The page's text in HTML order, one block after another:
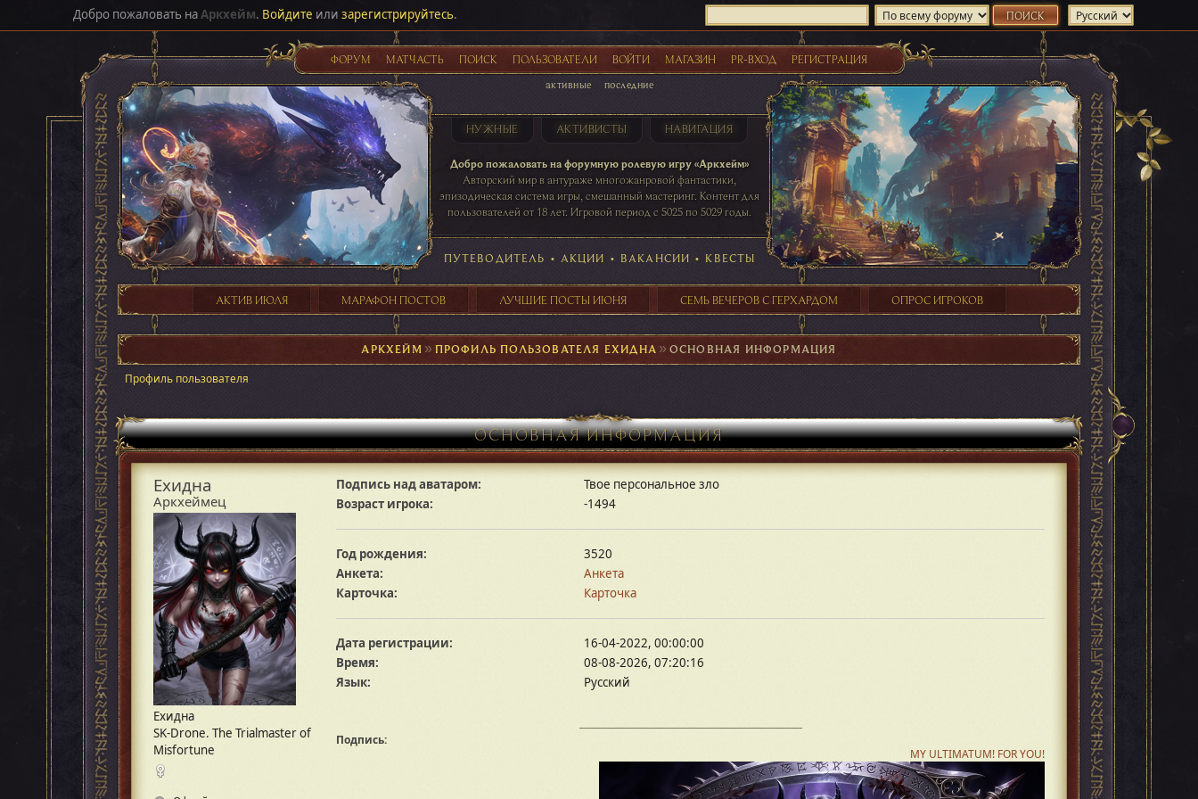
Добро пожаловать наАркхейм. Войдите или зарегистрируйтесь.
ФОРУМ МАТЧАСТЬ ПОИСК ПОЛЬЗОВАТЕЛИ ВОЙТИ МАГАЗИН PR-ВХОД РЕГИСТРАЦИЯ
активные последние
НУЖНЫЕ АКТИВИСТЫ НАВИГАЦИЯ
Добро пожаловать на форумную ролевую игру «Аркхейм»
Авторский мир в антураже многожанровой фантастики,
эпизодическая система игры, смешанный мастеринг. Контент для
пользователей от 18 лет. Игровой период с 5025 по 5029 годы.
таблице игровой активности
41 ПОСТОВ 31 ПОСТОВ 29 ПОСТОВ 24 ПОСТОВ
ПУТЕВОДИТЕЛЬ • АКЦИИ • ВАКАНСИИ • КВЕСТЫ
АКТИВ ИЮЛЯ МАРАФОН ПОСТОВ ЛУЧШИЕ ПОСТЫ ИЮНЯ СЕМЬ ВЕЧЕРОВ С ГЕРХАРДОМ ОПРОС ИГРОКОВ
АРКХЕЙМ ►ПРОФИЛЬ ПОЛЬЗОВАТЕЛЯ ЕХИДНА ►ОСНОВНАЯ ИНФОРМАЦИЯ
Профиль пользователя
ОСНОВНАЯ ИНФОРМАЦИЯ
Ехидна
Аркхеймец
Ехидна
SK-Drone. The Trialmaster of
Misfortune
Подпись над аватаром:
Твое персональное зло
Возраст игрока:
-1494
Год рождения:
3520
Анкета:
Анкета
Карточка:
Карточка
Дата регистрации:
16-04-2022, 00:00:00
Время:
08-08-2026, 07:20:16
Язык:
Русский
Подпись:
MY ULTIMATUM! FOR YOU!